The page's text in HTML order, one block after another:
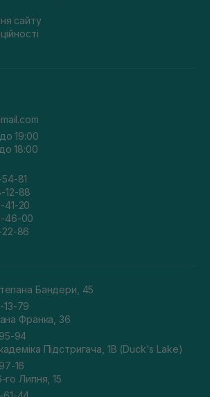
сайту
19:00
18:00
81
12-88
41-20
46-00
86
Бандери, 45
79
Франка, 36
94
Підстригача, 1В (Duck's Lake)
16
го Липня, 15